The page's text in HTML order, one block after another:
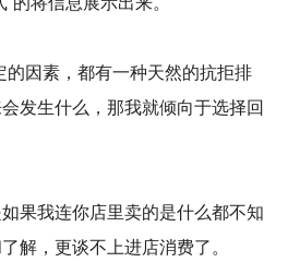
的因素，都有一种天然的抗拒排
发生什么，那我就倾向于选择回
果我连你店里卖的是什么都不知
解，更谈不上进店消费了。